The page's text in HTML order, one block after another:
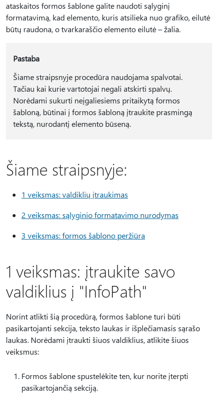
ataskaitos formos šablone galite naudoti sąlyginį
formatavimą, kad elemento, kuris atsilieka nuo grafiko, eilutė
būtų raudona, o tvarkaraščio elemento eilutė – žalia.
Pastaba
Šiame straipsnyje procedūra naudojama spalvotai.
Tačiau kai kurie vartotojai negali atskirti spalvų.
Norėdami sukurti neįgaliesiems pritaikytą formos
šabloną, būtinai į formos šabloną įtraukite prasmingą
tekstą, nurodantį elemento būseną.
Šiame straipsnyje:
1 veiksmas: valdiklių įtraukimas
2 veiksmas: sąlyginio formatavimo nurodymas
3 veiksmas: formos šablono peržiūra
1 veiksmas: įtraukite savo
valdiklius į "InfoPath"
Norint atlikti šią procedūrą, formos šablone turi būti
pasikartojanti sekcija, teksto laukas ir išplečiamasis sąrašo
laukas. Norėdami įtraukti šiuos valdiklius, atlikite šiuos
veiksmus:
Formos šablone spustelėkite ten, kur norite įterpti
pasikartojančią sekciją.